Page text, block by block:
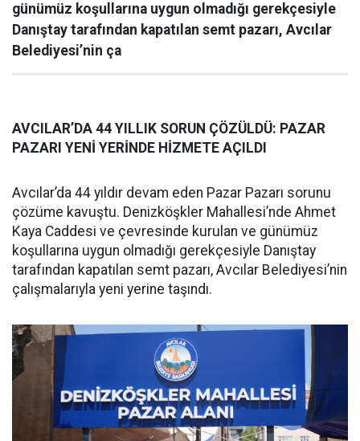
günümüz koşullarına uygun olmadığı gerekçesiyle
Danıştay tarafından kapatılan semt pazarı, Avcılar
Belediyesi’nin ça
AVCILAR’DA 44 YILLIK SORUN ÇÖZÜLDÜ: PAZAR
PAZARI YENİ YERİNDE HİZMETE AÇILDI
Avcılar’da 44 yıldır devam eden Pazar Pazarı sorunu
çözüme kavuştu. Denizköşkler Mahallesi’nde Ahmet
Kaya Caddesi ve çevresinde kurulan ve günümüz
koşullarına uygun olmadığı gerekçesiyle Danıştay
tarafından kapatılan semt pazarı, Avcılar Belediyesi’nin
çalışmalarıyla yeni yerine taşındı.